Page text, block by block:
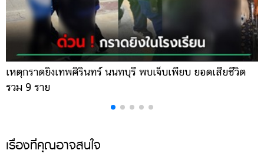
เหตุกราดยิงเทพศิรินทร์ นนทบุรี พบเจ็บเพียบ ยอดเสียชีวิต
รวม 9 ราย
เรื่องที่คุณอาจสนใจ